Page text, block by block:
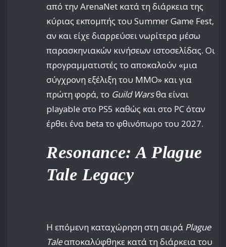
από την ArenaNet κατά τη διάρκεια της
κύριας εκπομπής του Summer Game Fest,
αν και είχε διαρρεύσει νωρίτερα μέσω
παρασκηνιακών κινήσεων ιστοσελίδας. Οι
προγραμματιστές το αποκαλούν «μια
σύγχρονη εξέλιξη του MMO» και για
πρώτη φορά, το Guild Warsθα είναι
playable στο PS5 καθώς και στο PC όταν
έρθει ένα beta το φθινόπωρο του 2027.
Resonance: A Plague
Tale Legacy
Η επόμενη καταχώρηση στη σειρά Plague
Taleαποκαλύφθηκε κατά τη διάρκεια του